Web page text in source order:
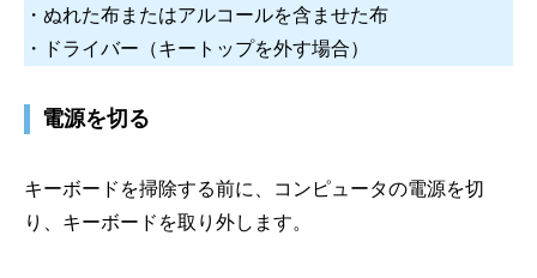
・ぬれた布またはアルコールを含ませた布
・ドライバー（キートップを外す場合）
電源を切る
キーボードを掃除する前に、コンピュータの電源を切
り、キーボードを取り外します。